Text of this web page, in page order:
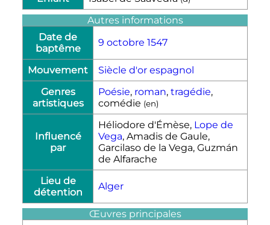
Autres informations
Date de
baptême
9 octobre 1547
Mouvement
Siècle d'or espagnol
Genres
artistiques
Poésie, roman, tragédie,
comédie (en)
Influencé
par
Héliodore d'Émèse, Lope de
Vega, Amadis de Gaule,
Garcilaso de la Vega, Guzmán
de Alfarache
Lieu de
détention
Alger
Œuvres principales